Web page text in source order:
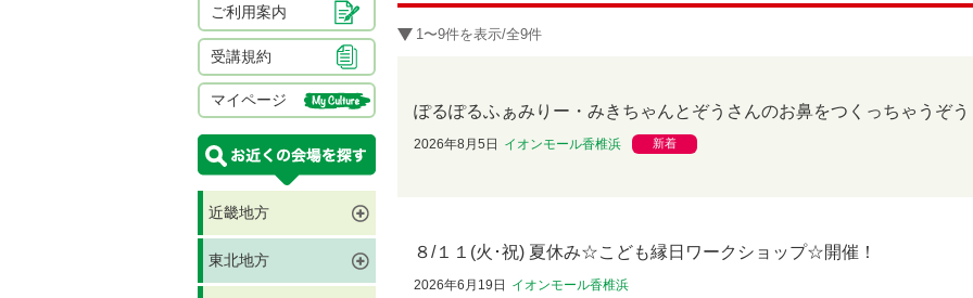
ご利用案内
受講規約
マイページ
近畿地方
東北地方
1〜9件を表示/全9件
ぽるぽるふぁみりー・みきちゃんとぞうさんのお鼻をつくっちゃうぞ
2026年8月5日 イオンモール香椎浜 新着
８/１１(火･祝) 夏休み☆こども縁日ワークショップ☆開催！
2026年6月19日 イオンモール香椎浜